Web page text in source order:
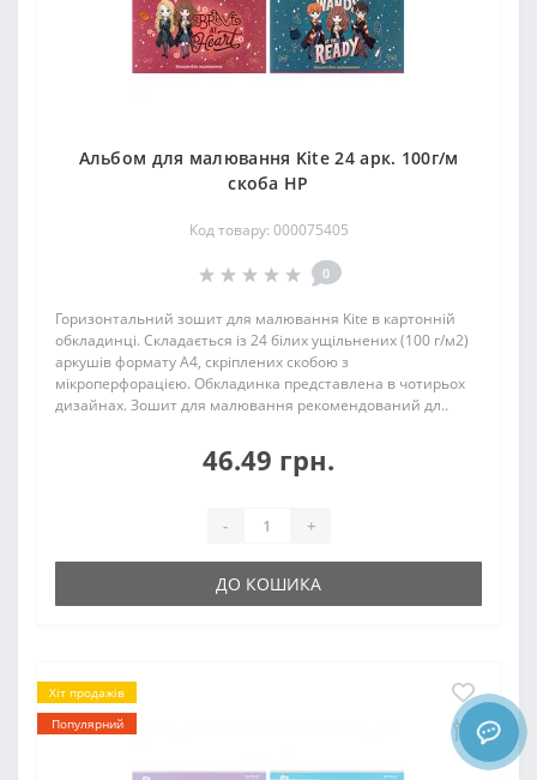
Альбом для малювання Kite 24 арк. 100г/м
скоба HP
Код товару: 000075405
0
Горизонтальний зошит для малювання Kite в картонній
обкладинці. Складається із 24 білих ущільнених (100 г/м2)
аркушів формату А4, скріплених скобою з
мікроперфорацією. Обкладинка представлена в чотирьох
дизайнах. Зошит для малювання рекомендований дл..
46.49 грн.
- +
ДО КОШИКА
Хіт продажів
Популярний